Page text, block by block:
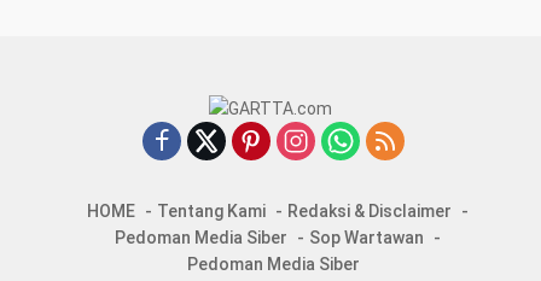
HOME Tentang Kami
Redaksi & Disclaimer
Pedoman Media Siber
Sop Wartawan
Pedoman Media Siber